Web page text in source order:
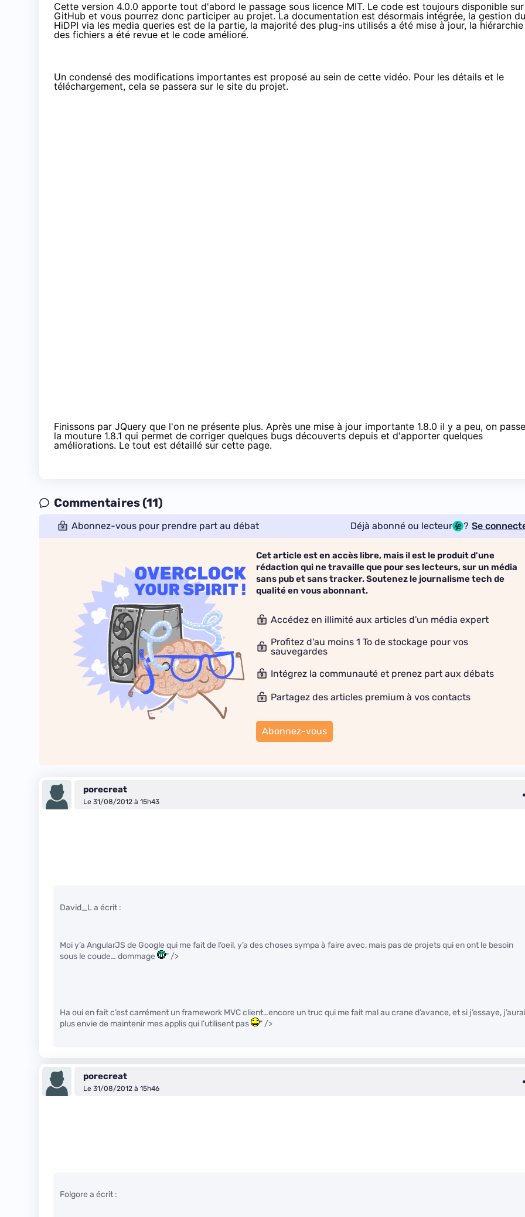
Cette version 4.0.0 apporte tout d'abord le passage sous licence MIT. Le code est toujours disponible sur
GitHub et vous pourrez donc participer au projet. La documentation est désormais intégrée, la gestion du
HiDPI via les media queries est de la partie, la majorité des plug-ins utilisés a été mise à jour, la hiérarchie
des fichiers a été revue et le code amélioré.
Un condensé des modifications importantes est proposé au sein de cette vidéo. Pour les détails et le
téléchargement, cela se passera sur le site du projet.
Finissons par JQuery que l'on ne présente plus. Après une mise à jour importante 1.8.0 il y a peu, on
la mouture 1.8.1 qui permet de corriger quelques bugs découverts depuis et d'apporter quelques
améliorations. Le tout est détaillé sur cette page.
Commentaires (11)
Abonnez-vous pour prendre part au débat Déjà abonné ou lecteur ? Se
Cet article est en accès libre, mais il est le produit d'une
rédaction qui ne travaille que pour ses lecteurs, sur un média
sans pub et sans tracker. Soutenez le journalisme tech de
qualité en vous abonnant.
Accédez en illimité aux articles d'un média expert
Profitez d'au moins 1 To de stockage pour vos
sauvegardes
Intégrez la communauté et prenez part aux débats
Partagez des articles premium à vos contacts
Abonnez-vous
porecreat
Le 31/08/2012 à 15h43
David_L a écrit :
Moi y’a AngularJS de Google qui me fait de l’oeil, y’a des choses sympa à faire avec, mais pas de projets qui en ont le besoin
sous le coude… dommage
" />
Ha oui en fait c’est carrément un framework MVC client…encore un truc qui me fait mal au crane d’avance, et si j’essaye, j’aurai
plus envie de maintenir mes applis qui l’utilisent pas
" />
porecreat
Le 31/08/2012 à 15h46
Folgore a écrit :